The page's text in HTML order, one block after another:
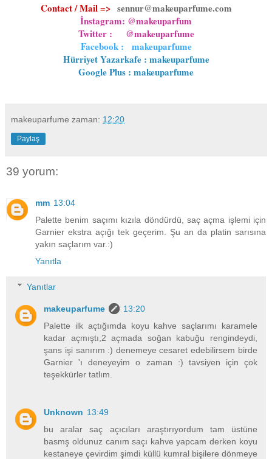
Contact / Mail => sennur@makeuparfume.com
İnstagram: @makeuparfum
Twitter : @makeuparfume
Facebook : makeuparfume
Hürriyet Yazarkafe : makeuparfume
Google Plus : makeuparfume
makeuparfume zaman: 12:20
Paylaş
39 yorum:
mm 13:04
Palette benim saçımı kızıla döndürdü, saç açma işlemi için
Garnier ekstra açığı tek geçerim. Şu an da platin sarısına
yakın saçlarım var.:)
Yanıtla
Yanıtlar
makeuparfume
13:20
Palette ilk açtığımda koyu kahve saçlarımı karamele
kadar açmıştı,2 açmada soğan kabuğu rengindeydi,
şans işi sanırım :) denemeye cesaret edebilirsem birde
Garnier 'ı deneyeyim o zaman :) tavsiyen için çok
teşekkürler tatlım.
Unknown 13:49
bu aralar saç açıcıları araştırıyordum tam üstüne
basmş oldunuz canım saçı kahve yapcam derken koyu
kestaneye çevirdim şimdi küllü kumral bişilere dönmeye